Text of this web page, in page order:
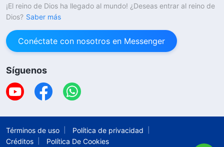
¡El reino de Dios ha llegado al mundo! ¿Deseas entrar al reino de
Dios? Saber más
Conéctate con nosotros en Messenger
Síguenos
Términos de uso
Política de privacidad
Créditos
Política De Cookies